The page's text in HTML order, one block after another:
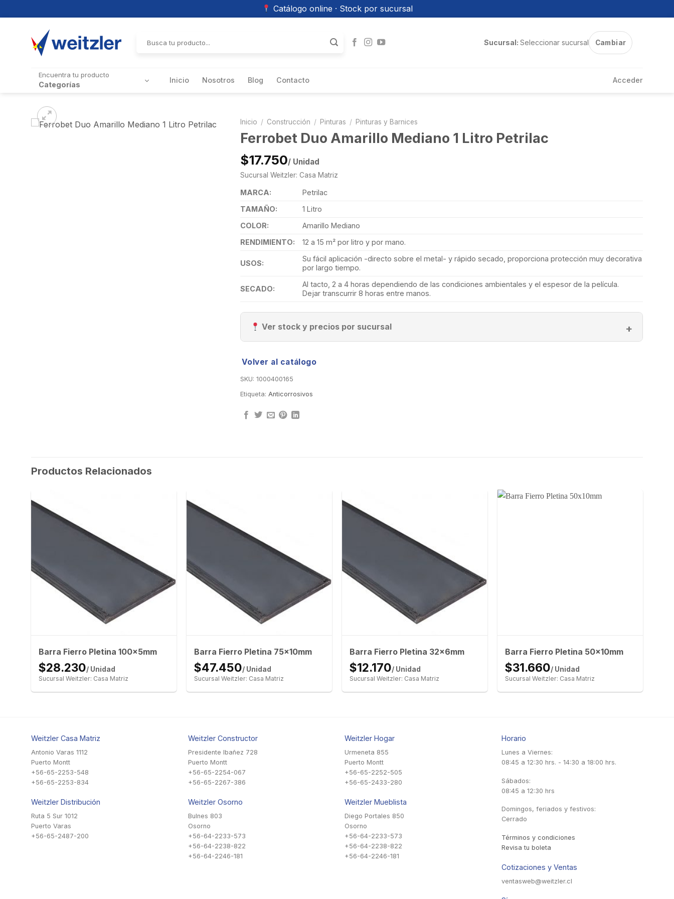
Catálogo online · Stock por sucursal
por:
Sucursal: Seleccionar sucursal Cambiar
Encuentra tu producto
Categorías Inicio Nosotros Blog Contacto Acceder
Inicio / Construcción / Pinturas / Pinturas y Barnices
Ferrobet Duo Amarillo Mediano 1 Litro Petrilac
$17.750/ Unidad
Sucursal Weitzler: Casa Matriz
MARCA:
Petrilac
TAMAÑO:
1 Litro
COLOR:
Amarillo Mediano
RENDIMIENTO:
12 a 15 m² por litro y por mano.
USOS:
Su fácil aplicación -directo sobre el metal- y rápido secado, proporciona protección muy decorativa
por largo tiempo.
SECADO:
Al tacto, 2 a 4 horas dependiendo de las condiciones ambientales y el espesor de la película.
Dejar transcurrir 8 horas entre manos.
Ver stock y precios por sucursal
Volver al catálogo
SKU: 1000400165
Etiqueta: Anticorrosivos
Productos Relacionados
Barra Fierro Pletina 100x5mm
$28.230/ Unidad
Sucursal Weitzler: Casa Matriz
Barra Fierro Pletina 75x10mm
$47.450/ Unidad
Sucursal Weitzler: Casa Matriz
Barra Fierro Pletina 32x6mm
$12.170/ Unidad
Sucursal Weitzler: Casa Matriz
Barra Fierro Pletina 50x10mm
$31.660/ Unidad
Sucursal Weitzler: Casa Matriz
Weitzler Casa Matriz
Antonio Varas 1112
Puerto Montt
+56-65-2253-548
+56-65-2253-834
Weitzler Distribución
Ruta 5 Sur 1012
Puerto Varas
+56-65-2487-200
Weitzler Constructor
Presidente Ibañez 728
Puerto Montt
+56-65-2254-067
+56-65-2267-386
Weitzler Osorno
Bulnes 803
Osorno
+56-64-2233-573
+56-64-2238-822
+56-64-2246-181
Weitzler Hogar
Urmeneta 855
Puerto Montt
+56-65-2252-505
+56-65-2433-280
Weitzler Mueblista
Diego Portales 850
Osorno
+56-64-2233-573
+56-64-2238-822
+56-64-2246-181
Horario
Lunes a Viernes:
08:45 a 12:30 hrs. - 14:30 a 18:00 hrs.
Sábados:
08:45 a 12:30 hrs
Domingos, feriados y festivos:
Cerrado
Términos y condiciones
Revisa tu boleta
Cotizaciones y Ventas
ventasweb@weitzler.cl